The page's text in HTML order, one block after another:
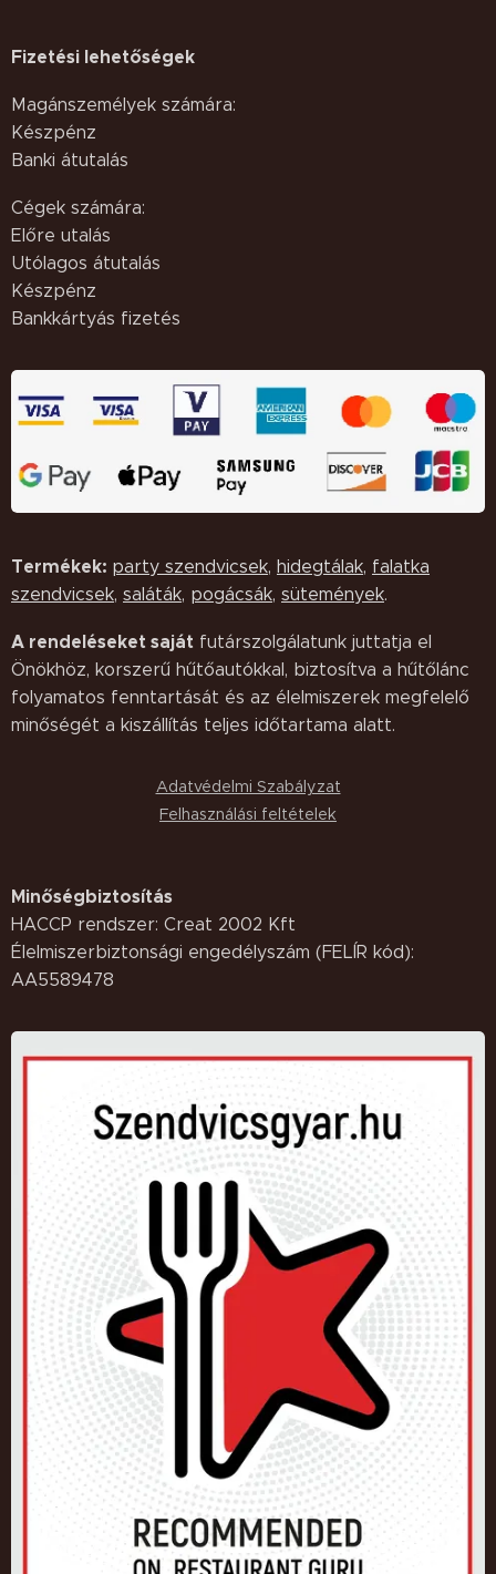
Fizetési lehetőségek
Magánszemélyek számára:
Készpénz
Banki átutalás
Cégek számára:
Előre utalás
Utólagos átutalás
Készpénz
Bankkártyás fizetés
Termékek: party szendvicsek, hidegtálak, falatka
szendvicsek, saláták, pogácsák, sütemények.
A rendeléseket saját futárszolgálatunk juttatja el
Önökhöz, korszerű hűtőautókkal, biztosítva a hűtőlánc
folyamatos fenntartását és az élelmiszerek megfelelő
minőségét a kiszállítás teljes időtartama alatt.
Adatvédelmi Szabályzat
Felhasználási feltételek
Minőségbiztosítás
HACCP rendszer: Creat 2002 Kft
Élelmiszerbiztonsági engedélyszám (FELÍR kód):
AA5589478